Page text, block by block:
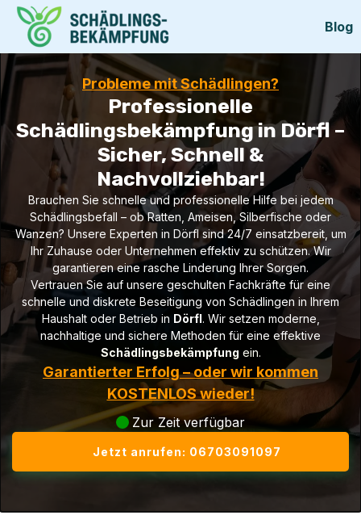
Blog
Probleme mit Schädlingen?
Professionelle
Schädlingsbekämpfung in Dörfl –
Sicher, Schnell &
Nachvollziehbar!
Brauchen Sie schnelle und professionelle Hilfe bei jedem
Schädlingsbefall – ob Ratten, Ameisen, Silberfische oder
Wanzen? Unsere Experten in Dörfl sind 24/7 einsatzbereit, um
Ihr Zuhause oder Unternehmen effektiv zu schützen. Wir
garantieren eine rasche Linderung Ihrer Sorgen.
Vertrauen Sie auf unsere geschulten Fachkräfte für eine
schnelle und diskrete Beseitigung von Schädlingen in Ihrem
Haushalt oder Betrieb in Dörfl. Wir setzen moderne,
nachhaltige und sichere Methoden für eine effektive
Schädlingsbekämpfung ein.
Garantierter Erfolg – oder wir kommen
KOSTENLOS wieder!
Zur Zeit verfügbar
Jetzt anrufen: 06703091097